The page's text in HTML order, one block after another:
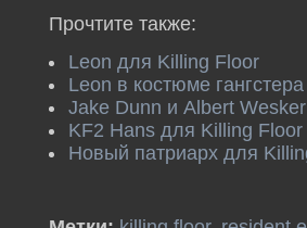
Прочтите также:
Leon для Killing Floor
Leon в костюме
Jake Dunn и Albert
KF2 Hans для Killing Floor
Новый патриарх для